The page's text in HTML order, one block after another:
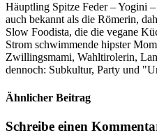
Häuptling Spitze Feder – Yogini
auch bekannt als die Römerin,
Slow Foodista, die die vegane
Strom schwimmende hipster
Zwillingsmami, Wahltirolerin,
dennoch: Subkultur, Party und
Ähnlicher Beitrag
Schreibe einen